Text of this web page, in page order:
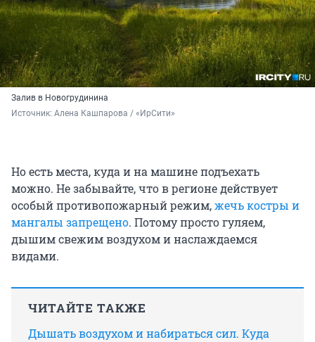
Залив в Новогрудинина
Источник: Алена Кашпарова / «ИрСити»
Но есть места, куда и на машине подъехать
можно. Не забывайте, что в регионе действует
особый противопожарный режим,жечь костры и
мангалы запрещено. Потому просто гуляем,
дышим свежим воздухом и наслаждаемся
видами.
ЧИТАЙТЕ ТАКЖЕ
Дышать воздухом и набираться сил. Куда